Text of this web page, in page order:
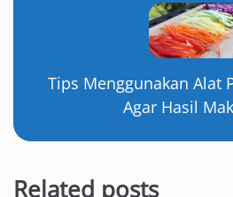
Tips Menggunakan Alat
Agar Hasil
Related posts